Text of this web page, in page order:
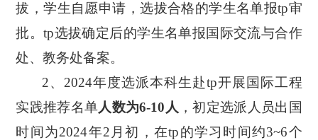
拔，学生自愿申请，选拔合格的学生名单报tp审
批。tp选拔确定后的学生名单报国际交流与合作
处、教务处备案。
2、2024年度选派本科生赴tp开展国际工程
实践推荐名单人数为6-10人 ，初定选派人员出国
时间为2024年2 月初，在tp的学习时间约3~6个